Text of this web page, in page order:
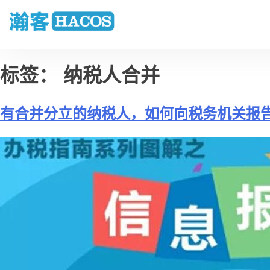
标签： 纳税人合并
有合并分立的纳税人，如何向税务机关报